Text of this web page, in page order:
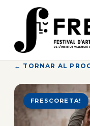
contingut
← TORNAR AL
FRESCORETA!